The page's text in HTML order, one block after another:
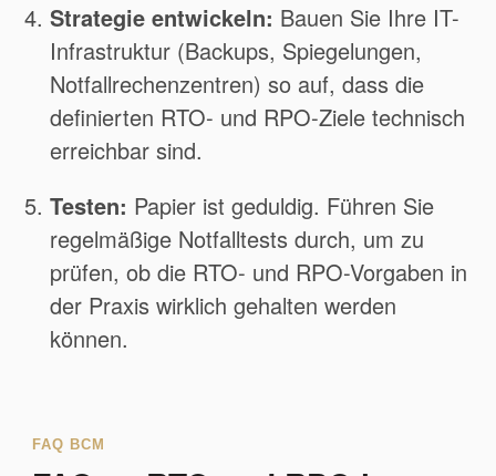
Strategie entwickeln: Bauen Sie Ihre IT-
Infrastruktur (Backups, Spiegelungen,
Notfallrechenzentren) so auf, dass die
definierten RTO- und RPO-Ziele technisch
erreichbar sind.
Testen: Papier ist geduldig. Führen Sie
regelmäßige Notfalltests durch, um zu
prüfen, ob die RTO- und RPO-Vorgaben in
der Praxis wirklich gehalten werden
können.
FAQ BCM